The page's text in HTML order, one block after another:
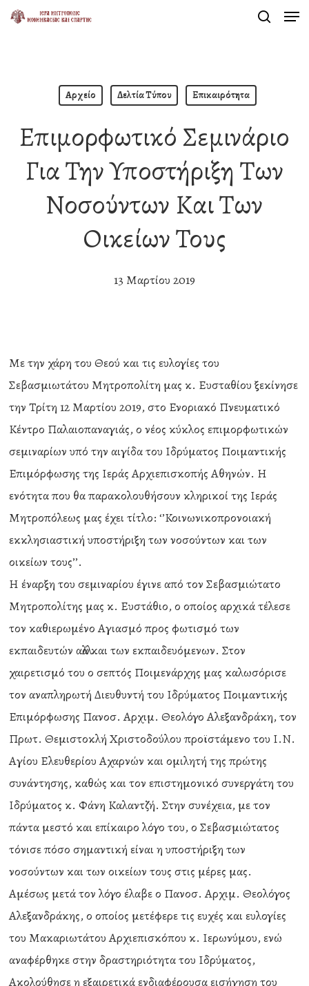
Skip
Αρχείο Δελτία Τύπου Επικαιρότητα
Επιμορφωτικό Σεμινάριο
Για Την Υποστήριξη Των
Νοσούντων Και Των
Οικείων Τους
13 Μαρτίου 2019
Με την χάρη του Θεού και τις ευλογίες του
Σεβασμιωτάτου Μητροπολίτη μας κ. Ευσταθίου ξεκίνησε
την Τρίτη 12 Μαρτίου 2019, στο Ενοριακό Πνευματικό
Κέντρο Παλαιοπαναγιάς, ο νέος κύκλος επιμορφωτικών
σεμιναρίων υπό την αιγίδα του Ιδρύματος Ποιμαντικής
Επιμόρφωσης της Ιεράς Αρχιεπισκοπής Αθηνών. Η
ενότητα που θα παρακολουθήσουν κληρικοί της Ιεράς
Μητροπόλεως μας έχει τίτλο: ‘’Κοινωνικοπρονοιακή
εκκλησιαστική υποστήριξη των νοσούντων και των
οικείων τους’’.
Η έναρξη του σεμιναρίου έγινε από τον Σεβασμιώτατο
Μητροπολίτης μας κ. Ευστάθιο, ο οποίος αρχικά τέλεσε
τον καθιερωμένο Αγιασμό προς φωτισμό των
εκπαιδευτών αλλά και των εκπαιδευόμενων. Στον
χαιρετισμό του ο σεπτός Ποιμενάρχης μας καλωσόρισε
τον αναπληρωτή Διευθυντή του Ιδρύματος Ποιμαντικής
Επιμόρφωσης Πανοσ. Αρχιμ. Θεολόγο Αλεξανδράκη, τον
Πρωτ. Θεμιστοκλή Χριστοδούλου προϊστάμενο του Ι.Ν.
Αγίου Ελευθερίου Αχαρνών και ομιλητή της πρώτης
συνάντησης, καθώς και τον επιστημονικό συνεργάτη του
Ιδρύματος κ. Φάνη Καλαντζή. Στην συνέχεια, με τον
πάντα μεστό και επίκαιρο λόγο του, ο Σεβασμιώτατος
τόνισε πόσο σημαντική είναι η υποστήριξη των
νοσούντων και των οικείων τους στις μέρες μας.
Αμέσως μετά τον λόγο έλαβε ο Πανοσ. Αρχιμ. Θεολόγος
Αλεξανδράκης, ο οποίος μετέφερε τις ευχές και ευλογίες
του Μακαριωτάτου Αρχιεπισκόπου κ. Ιερωνύμου, ενώ
αναφέρθηκε στην δραστηριότητα του Ιδρύματος,
Ακολούθησε η εξαιρετικά ενδιαφέρουσα εισήγηση του